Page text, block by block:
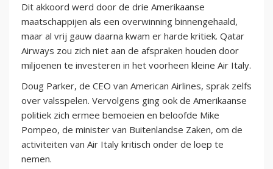
Dit akkoord werd door de drie Amerikaanse
maatschappijen als een overwinning binnengehaald,
maar al vrij gauw daarna kwam er harde kritiek. Qatar
Airways zou zich niet aan de afspraken houden door
miljoenen te investeren in het voorheen kleine Air Italy.
Doug Parker, de CEO van American Airlines, sprak zelfs
over valsspelen. Vervolgens ging ook de Amerikaanse
politiek zich ermee bemoeien en beloofde Mike
Pompeo, de minister van Buitenlandse Zaken, om de
activiteiten van Air Italy kritisch onder de loep te
nemen.